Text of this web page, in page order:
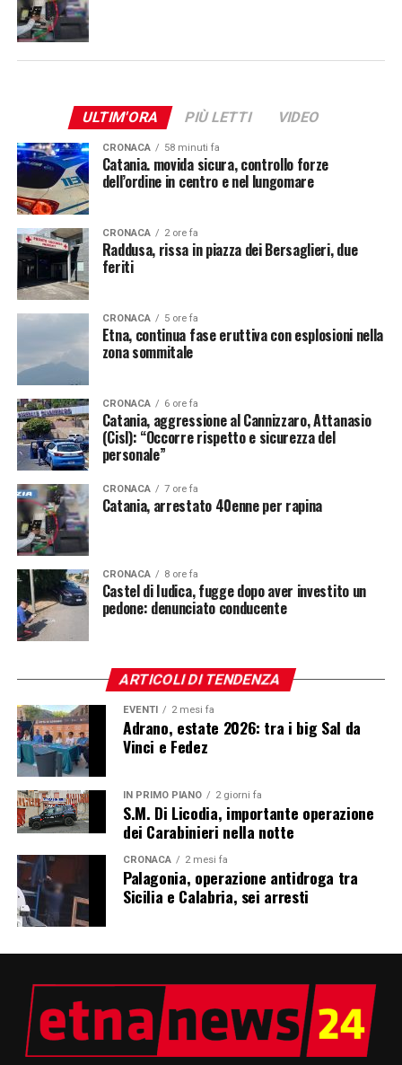
ULTIM'ORA PIÙ LETTI VIDEO
CRONACA 58 minuti fa
Catania. movida sicura, controllo forze
dell’ordine in centro e nel lungomare
CRONACA 2 ore fa
Raddusa, rissa in piazza dei Bersaglieri, due
feriti
CRONACA 5 ore fa
Etna, continua fase eruttiva con esplosioni nella
zona sommitale
CRONACA 6 ore fa
Catania, aggressione al Cannizzaro, Attanasio
(Cisl): “Occorre rispetto e sicurezza del
personale”
CRONACA 7 ore fa
Catania, arrestato 40enne per rapina
CRONACA 8 ore fa
Castel di Iudica, fugge dopo aver investito un
pedone: denunciato conducente
ARTICOLI DI TENDENZA
EVENTI 2 mesi fa
Adrano, estate 2026: tra i big Sal da
Vinci e Fedez
IN PRIMO PIANO 2 giorni fa
S.M. Di Licodia, importante operazione
dei Carabinieri nella notte
CRONACA 2 mesi fa
Palagonia, operazione antidroga tra
Sicilia e Calabria, sei arresti